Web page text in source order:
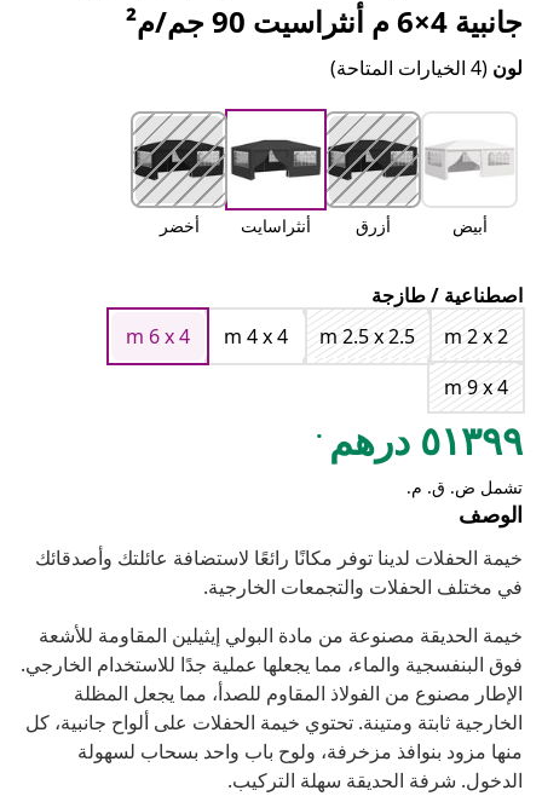
جانبية 4×6 م أنثراسيت 90 جم/م²
لون (4 الخيارات المتاحة)
أبيض أزرق أنثراسايت أخضر
اصطناعية / طازجة
m 2 x 2
m 2.5 x 2.5
m 4 x 4
m 6 x 4
m 9 x 4
٥١٣٩٩ درهم .
تشمل ض. ق. م.
الوصف
خيمة الحفلات لدينا توفر مكانًا رائعًا لاستضافة عائلتك وأصدقائك
في مختلف الحفلات والتجمعات الخارجية.
خيمة الحديقة مصنوعة من مادة البولي إيثيلين المقاومة للأشعة
فوق البنفسجية والماء، مما يجعلها عملية جدًا للاستخدام الخارجي.
الإطار مصنوع من الفولاذ المقاوم للصدأ، مما يجعل المظلة
الخارجية ثابتة ومتينة. تحتوي خيمة الحفلات على ألواح جانبية، كل
منها مزود بنوافذ مزخرفة، ولوح باب واحد بسحاب لسهولة
الدخول. شرفة الحديقة سهلة التركيب.